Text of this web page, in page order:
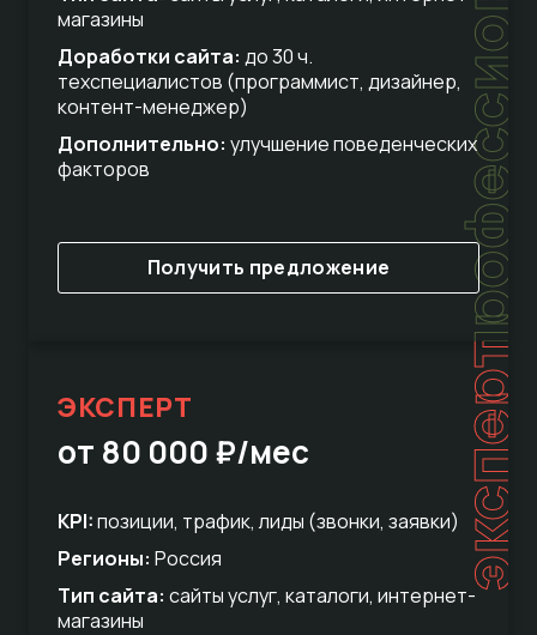
магазины
Доработки сайта: до 30 ч.
техспециалистов (программист, дизайнер,
контент-менеджер)
Дополнительно: улучшение поведенческих
факторов
Получить предложение
эксперт
ЭКСПЕРТ
от 80 000 ₽/мес
KPI:позиции, трафик, лиды (звонки, заявки)
Регионы: Россия
Тип сайта: сайты услуг, каталоги, интернет-
магазины